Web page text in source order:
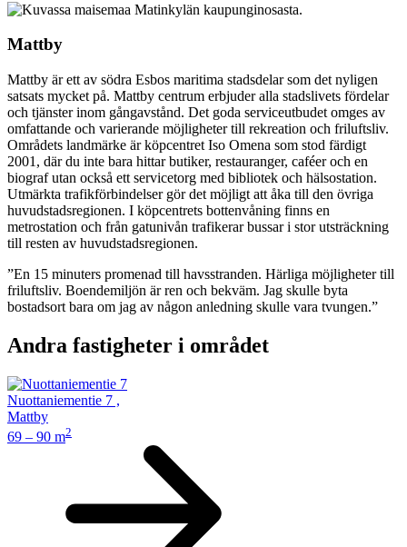
Mattby
Mattby är ett av södra Esbos maritima stadsdelar som det nyligen
satsats mycket på. Mattby centrum erbjuder alla stadslivets fördelar
och tjänster inom gångavstånd. Det goda serviceutbudet omges av
omfattande och varierande möjligheter till rekreation och friluftsliv.
Områdets landmärke är köpcentret Iso Omena som stod färdigt
2001, där du inte bara hittar butiker, restauranger, caféer och en
biograf utan också ett servicetorg med bibliotek och hälsostation.
Utmärkta trafikförbindelser gör det möjligt att åka till den övriga
huvudstadsregionen. I köpcentrets bottenvåning finns en
metrostation och från gatunivån trafikerar bussar i stor utsträckning
till resten av huvudstadsregionen.
”En 15 minuters promenad till havsstranden. Härliga möjligheter till
friluftsliv. Boendemiljön är ren och bekväm. Jag skulle byta
bostadsort bara om jag av någon anledning skulle vara tvungen.”
Andra fastigheter i området
Nuottaniementie 7 ,
Mattby
69 – 90 m2